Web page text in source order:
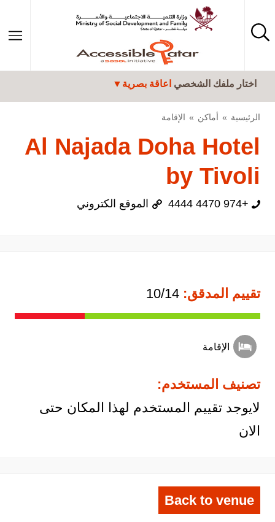
تجاوز إلى المحتوى الرئيسي
اختار ملفك الشخصي اعاقة بصرية
الرئيسية أماكن الإقامة
Al Najada Doha Hotel
by Tivoli
+974 4470 4444 الموقع الكتروني
تقييم المدقق:
الإقامة
تصنيف المستخدم:
لايوجد تقييم المستخدم لهذا المكان حتى
الان
Back to venue